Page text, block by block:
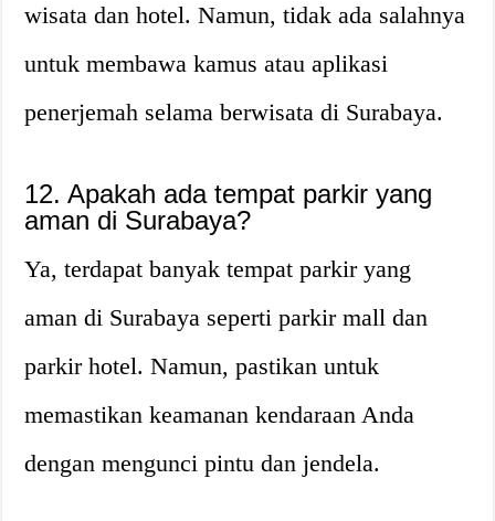
wisata dan hotel. Namun, tidak ada salahnya
untuk membawa kamus atau aplikasi
penerjemah selama berwisata di Surabaya.
12. Apakah ada tempat parkir yang
aman di Surabaya?
Ya, terdapat banyak tempat parkir yang
aman di Surabaya seperti parkir mall dan
parkir hotel. Namun, pastikan untuk
memastikan keamanan kendaraan Anda
dengan mengunci pintu dan jendela.